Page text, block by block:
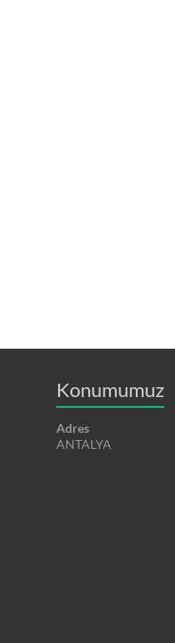
Konumumuz
Adres
ANTALYA